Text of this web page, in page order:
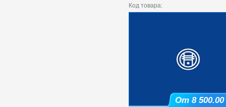
Код товара:
От 8 500.00